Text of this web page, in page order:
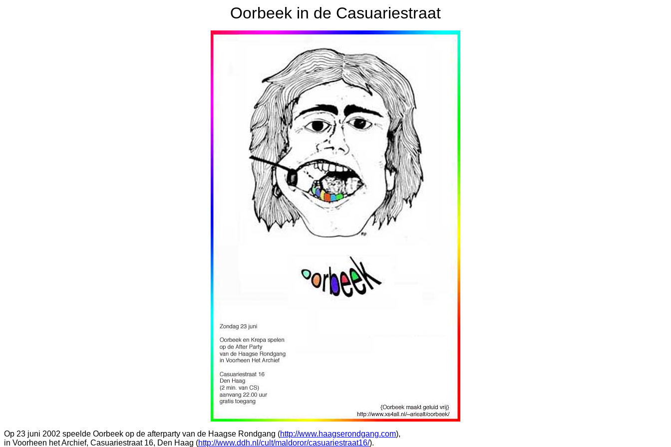
Oorbeek in de Casuariestraat
Op 23 juni 2002 speelde Oorbeek op de afterparty van de Haagse Rondgang (http://www.haagserondgang.com),
in Voorheen het Archief, Casuariestraat 16, Den Haag (http://www.ddh.nl/cult/maldoror/casuariestraat16/).